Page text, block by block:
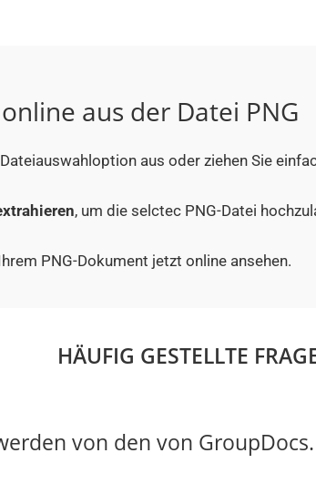
aus der Datei PNG
aus oder ziehen Sie
, um die selctec PNG-Datei
PNG-Dokument jetzt online ansehen.
HÄUFIG GESTELLTE
von den von